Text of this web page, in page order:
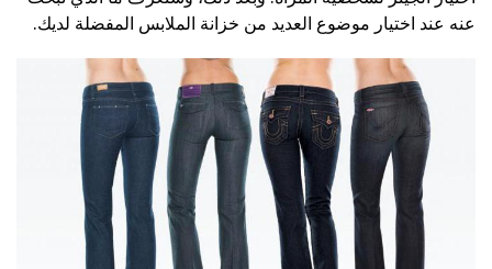
عنه عند اختيار موضوع العديد من خزانة الملابس المفضلة لديك.